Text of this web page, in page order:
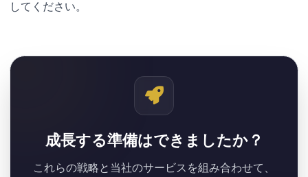
してください。
成長する準備はできましたか？
これらの戦略と当社のサービスを組み合わせて、